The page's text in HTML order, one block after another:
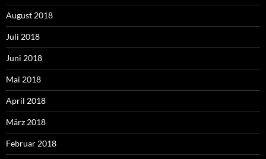
August 2018
Juli 2018
Juni 2018
Mai 2018
April 2018
März 2018
Februar 2018